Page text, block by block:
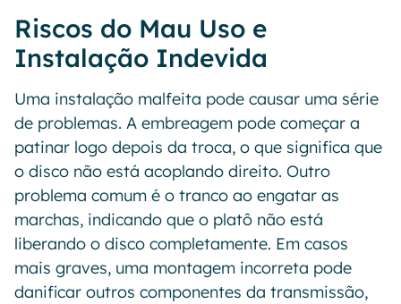
Riscos do Mau Uso e
Instalação Indevida
Uma instalação malfeita pode causar uma série
de problemas. A embreagem pode começar a
patinar logo depois da troca, o que significa que
o disco não está acoplando direito. Outro
problema comum é o tranco ao engatar as
marchas, indicando que o platô não está
liberando o disco completamente. Em casos
mais graves, uma montagem incorreta pode
danificar outros componentes da transmissão,